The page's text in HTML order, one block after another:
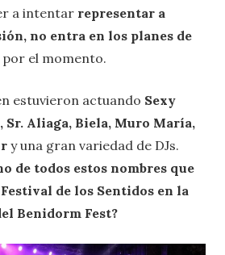
a intentar representar a
no entra en los planes de
por el momento.
estuvieron actuando Sexy
Sr. Aliaga, Biela, Muro María,
y una gran variedad de DJs.
de todos estos nombres que
de los Sentidos en la
Benidorm Fest?